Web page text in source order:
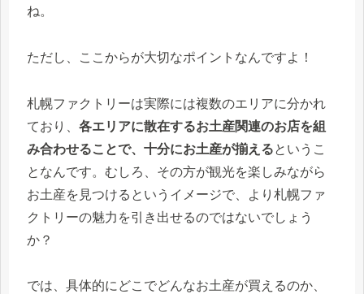
ね。
ただし、ここからが大切なポイントなんですよ！
札幌ファクトリーは実際には複数のエリアに分かれ
ており、 各エリアに散在するお土産関連のお店を組
み合わせることで、十分にお土産が揃えるというこ
となんです。むしろ、その方が観光を楽しみながら
お土産を見つけるというイメージで、より札幌ファ
クトリーの魅力を引き出せるのではないでしょう
か？
では、具体的にどこでどんなお土産が買えるのか、